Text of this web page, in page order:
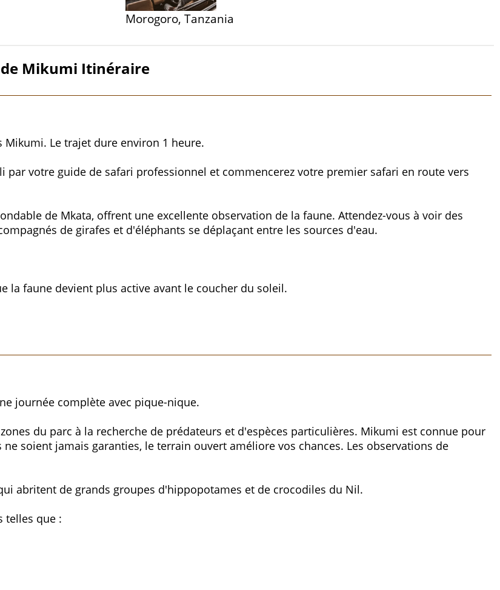
Morogoro, Tanzania
Mikumi Itinéraire
Le trajet dure environ 1 heure.
par votre guide de safari professionnel et commencerez votre premier safari en route vers
de Mkata, offrent une excellente observation de la faune. Attendez-vous à voir des
de girafes et d'éléphants se déplaçant entre les sources d'eau.
la faune devient plus active avant le coucher du soleil.
journée complète avec pique-nique.
du parc à la recherche de prédateurs et d'espèces particulières. Mikumi est connue pour
soient jamais garanties, le terrain ouvert améliore vos chances. Les observations de
abritent de grands groupes d'hippopotames et de crocodiles du Nil.
telles que :